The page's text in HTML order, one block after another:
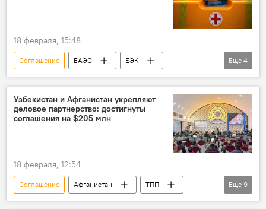
18 февраля, 15:48
Соглашение ЕАЭС
ЕЭК
изменения
протокол
Медицина
лекарства
Еще 4
Узбекистан и Афганистан укрепляют
деловое партнерство: достигнуты
соглашения на $205 млн
18 февраля, 12:54
Соглашение Афганистан
ТПП
Узбекистан
Инвестиции
Торговля
Еще 9